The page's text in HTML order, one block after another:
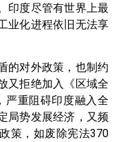
印度尽管有世界上最
业化进程依旧无法享
的对外政策，也制约
又拒绝加入《区域全
严重阻碍印度融入全
局势发展经济，又频
策，如废除宪法370